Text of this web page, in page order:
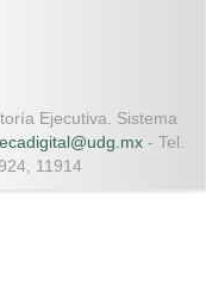
Ejecutiva. Sistema
- Tel.
11914